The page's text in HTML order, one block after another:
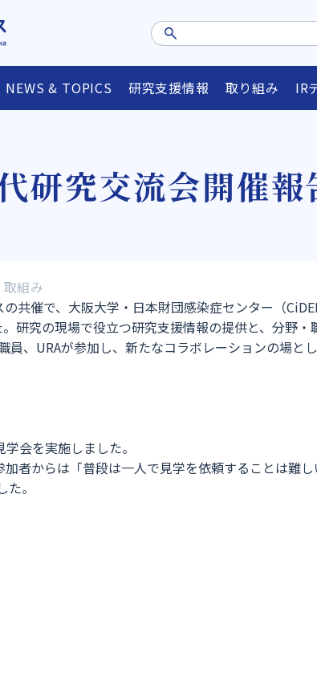
NEWS & TOPICS 研究支援情報
ニュー 外部資金情報等検索システム 省庁・FAリ
取り組み IR
研究交流会開催報
取組み
共催で、大阪大学・日本財団感染症センター（
研究の現場で役立つ研究支援情報の提供と、分野・
、URAが参加し、新たなコラボレーションの場と
会を実施しました。
者からは「普段は一人で見学を依頼することは難し
。